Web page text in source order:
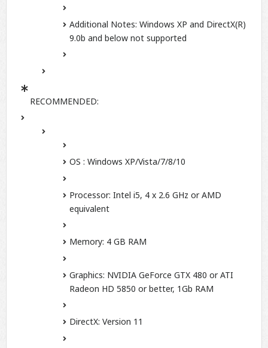
Additional Notes: Windows XP and DirectX(R)
9.0b and below not supported
RECOMMENDED:
OS : Windows XP/Vista/7/8/10
Processor: Intel i5, 4 x 2.6 GHz or AMD
equivalent
Memory: 4 GB RAM
Graphics: NVIDIA GeForce GTX 480 or ATI
Radeon HD 5850 or better, 1Gb RAM
DirectX: Version 11